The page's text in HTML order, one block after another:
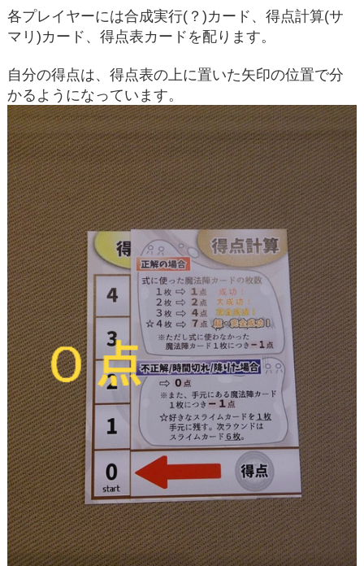
各プレイヤーには合成実行(？)カード、得点計算(サ
マリ)カード、得点表カードを配ります。
自分の得点は、得点表の上に置いた矢印の位置で分
かるようになっています。